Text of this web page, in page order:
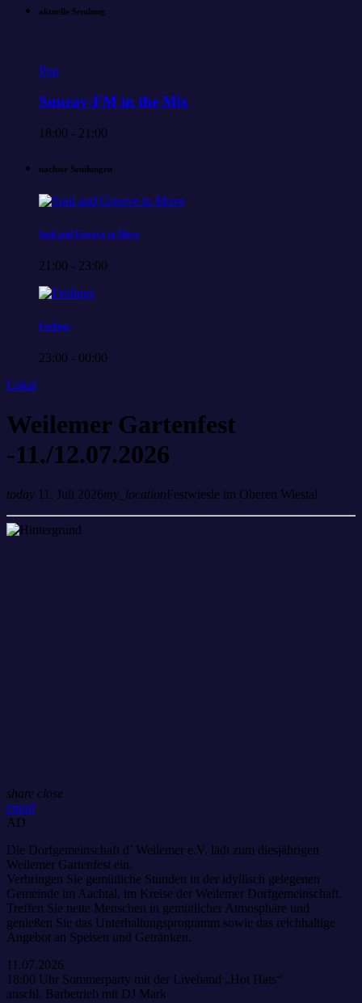
aktuelle Sendung
Pop
Sunray-FM in the Mix
18:00 - 21:00
nächste Sendungen
Soul and Groove to Move
21:00 - 23:00
Feelings
23:00 - 00:00
Lokal
Weilemer Gartenfest
-11./12.07.2026
today 11. Juli 2026my_locationFestwiesle im Oberen Wiestal
share close
email
AD
Die Dorfgemeinschaft d’ Weilemer e.V. lädt zum diesjährigen
Weilemer Gartenfest ein.
Verbringen Sie gemütliche Stunden in der idyllisch gelegenen
Gemeinde im Aachtal, im Kreise der Weilemer Dorfgemeinschaft.
Treffen Sie nette Menschen in gemütlicher Atmosphäre und
genießen Sie das Unterhaltungsprogramm sowie das reichhaltige
Angebot an Speisen und Getränken.
11.07.2026
18:00 Uhr Sommerparty mit der Liveband „Hot Hats“
anschl. Barbetrieb mit DJ Mark